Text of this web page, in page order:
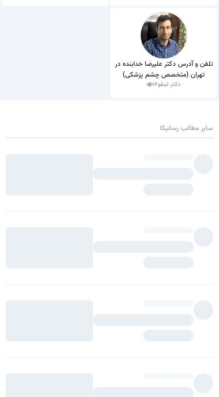
تلفن و آدرس دکتر علیرضا خدابنده در
تهران (متخصص چشم پزشکی)
دکتر اینفو12
سایر مطالب رسانیکا